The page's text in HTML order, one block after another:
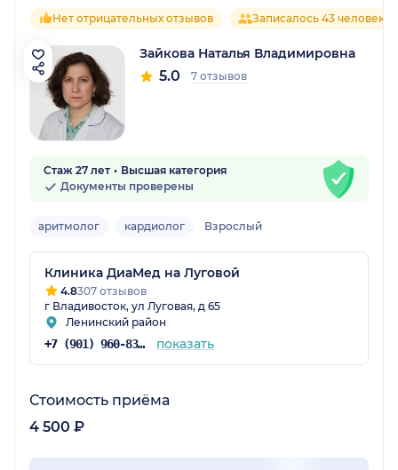
Нет отрицательных отзывов Записалось 43 человека
Зайкова Наталья Владимировна
5.0 7 отзывов
Стаж 27 лет
Высшая категория
Документы проверены
аритмолог кардиолог Взрослый
Клиника ДиаМед на Луговой
4.8307 отзывов
г Владивосток, ул Луговая, д 65
Ленинский район
+7 (901) 960-83-48 показать
Стоимость приёма
4 500 ₽